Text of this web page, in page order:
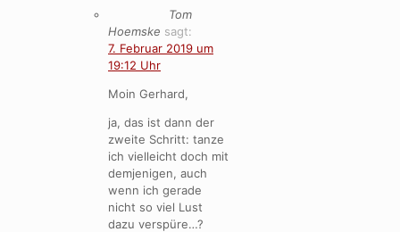
Tom
Hoemske sagt:
7. Februar 2019 um
19:12 Uhr
Moin Gerhard,
ja, das ist dann der
zweite Schritt: tanze
ich vielleicht doch mit
demjenigen, auch
wenn ich gerade
nicht so viel Lust
dazu verspüre…?